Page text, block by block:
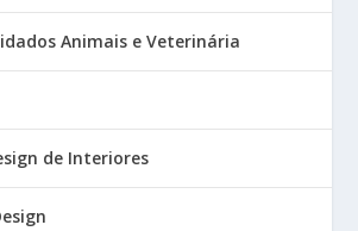
Animais e Veterinária
de Interiores